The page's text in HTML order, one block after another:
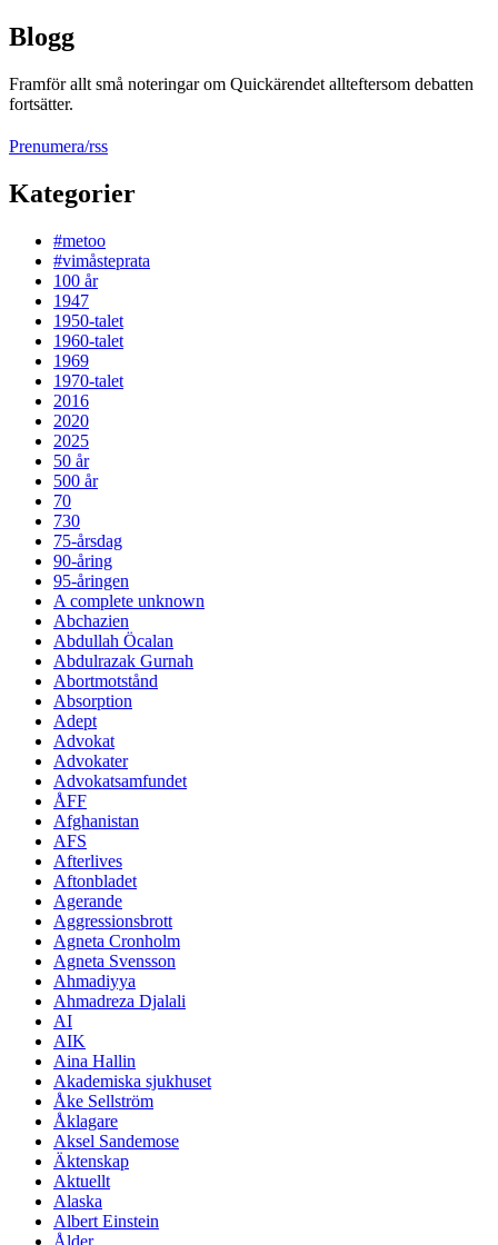
Blogg
Framför allt små noteringar om Quickärendet allteftersom debatten
fortsätter.
Prenumera/rss
Kategorier
#metoo
#vimåsteprata
100 år
1947
1950-talet
1960-talet
1969
1970-talet
2016
2020
2025
50 år
500 år
70
730
75-årsdag
90-åring
95-åringen
A complete unknown
Abchazien
Abdullah Öcalan
Abdulrazak Gurnah
Abortmotstånd
Absorption
Adept
Advokat
Advokater
Advokatsamfundet
ÅFF
Afghanistan
AFS
Afterlives
Aftonbladet
Agerande
Aggressionsbrott
Agneta Cronholm
Agneta Svensson
Ahmadiyya
Ahmadreza Djalali
AI
AIK
Aina Hallin
Akademiska sjukhuset
Åke Sellström
Åklagare
Aksel Sandemose
Äktenskap
Aktuellt
Alaska
Albert Einstein
Ålder